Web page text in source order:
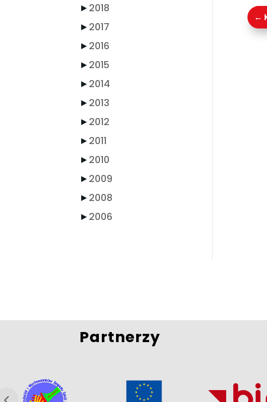
►2018
►2017
►2016
►2015
►2014
►2013
►2012
►2011
►2010
►2009
►2008
►2006
←
Partnerzy